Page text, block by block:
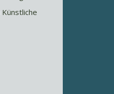
Künstliche